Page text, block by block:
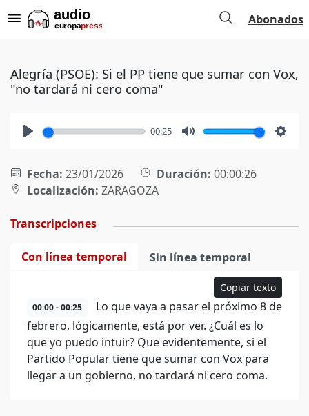
Abonados
Alegría (PSOE): Si el PP tiene que sumar con Vox,
"no tardará ni cero coma"
00:25
Fecha: 23/01/2026 Duración: 00:00:26
Localización: ZARAGOZA
Transcripciones
Con línea temporal Sin línea temporal
Copiar texto
00:00 - 00:25
Lo que vaya a pasar el próximo 8 de
febrero, lógicamente, está por ver. ¿Cuál es lo
que yo puedo intuir? Que evidentemente, si el
Partido Popular tiene que sumar con Vox para
llegar a un gobierno, no tardará ni cero coma.